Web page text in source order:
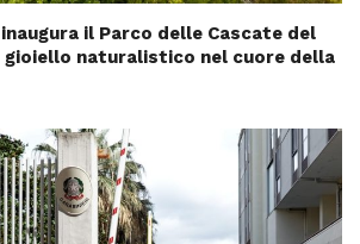
il Parco delle Cascate del
gioiello naturalistico nel cuore della